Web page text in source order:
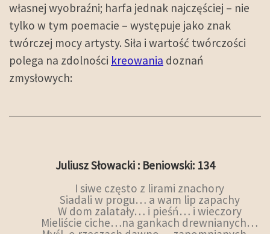
własnej wyobraźni; harfa jednak najczęściej – nie
tylko w tym poemacie – występuje jako znak
twórczej mocy artysty. Siła i wartość twórczości
polega na zdolności kreowania doznań
zmysłowych:
Juliusz Słowacki : Beniowski: 134
I siwe często z lirami znachory
Siadali w progu… a wam lip zapachy
W dom zalatały… i pieśń… i wieczory
Mieliście ciche…na gankach drewnianych…